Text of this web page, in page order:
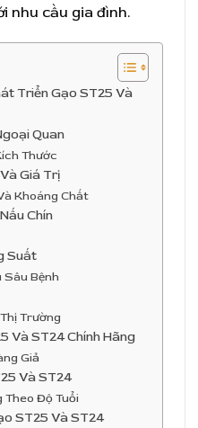
nhu cầu gia đình.
Triển Gạo ST25 Và
Quan
Thước
Giá Trị
Khoáng Chất
Chín
Suất
Sâu Bệnh
Trường
Và ST24 Chính Hãng
Giả
Và ST24
Theo Độ Tuổi
ST25 Và ST24